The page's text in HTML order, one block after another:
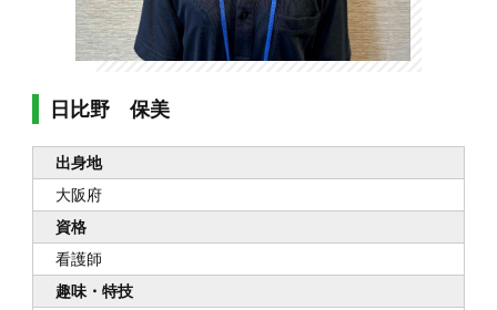
日比野 保美
出身地
大阪府
資格
看護師
趣味・特技